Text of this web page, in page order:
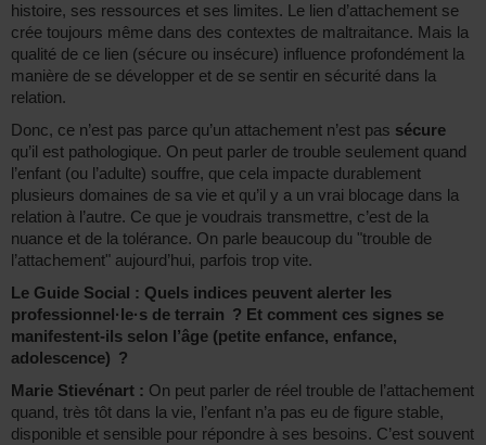
histoire, ses ressources et ses limites. Le lien d’attachement se
crée toujours même dans des contextes de maltraitance. Mais la
qualité de ce lien (sécure ou insécure) influence profondément la
manière de se développer et de se sentir en sécurité dans la
relation.
Donc, ce n’est pas parce qu’un attachement n’est pas sécure
qu’il est pathologique. On peut parler de trouble seulement quand
l’enfant (ou l’adulte) souffre, que cela impacte durablement
plusieurs domaines de sa vie et qu’il y a un vrai blocage dans la
relation à l’autre. Ce que je voudrais transmettre, c’est de la
nuance et de la tolérance. On parle beaucoup du "trouble de
l’attachement" aujourd’hui, parfois trop vite.
Le Guide Social : Quels indices peuvent alerter les
professionnel·le·s de terrain ? Et comment ces signes se
manifestent-ils selon l’âge (petite enfance, enfance,
adolescence) ?
Marie Stievénart : On peut parler de réel trouble de l’attachement
quand, très tôt dans la vie, l’enfant n’a pas eu de figure stable,
disponible et sensible pour répondre à ses besoins. C’est souvent